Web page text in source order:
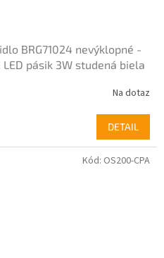
BRG71024 nevýklopné -
pásik 3W studená biela
Na dotaz
DETAIL
Kód: OS200-CPA